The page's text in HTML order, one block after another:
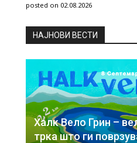
posted on 02.08.2026
НAЈНОВИ ВЕСТИ
Халк Вело Грин –
трка што ги